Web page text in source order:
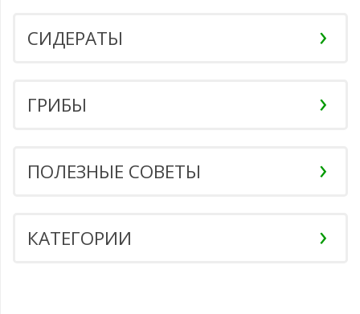
СИДЕРАТЫ
ГРИБЫ
ПОЛЕЗНЫЕ СОВЕТЫ
КАТЕГОРИИ